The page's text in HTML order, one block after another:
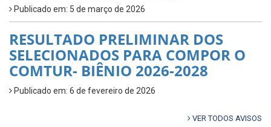
Publicado em: 5 de março de 2026
RESULTADO PRELIMINAR DOS
SELECIONADOS PARA COMPOR O
COMTUR- BIÊNIO 2026-2028
Publicado em: 6 de fevereiro de 2026
VER TODOS AVISOS